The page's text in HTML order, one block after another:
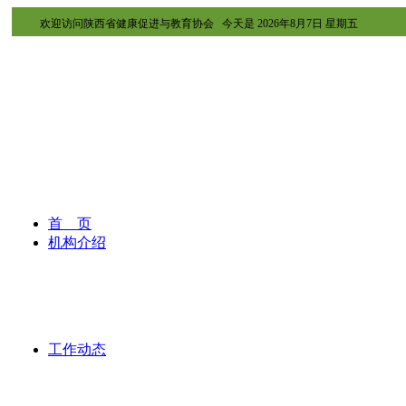
欢迎访问陕西省健康促进与教育协会 今天是 2026年8月7日 星期五
首 页
机构介绍
工作动态